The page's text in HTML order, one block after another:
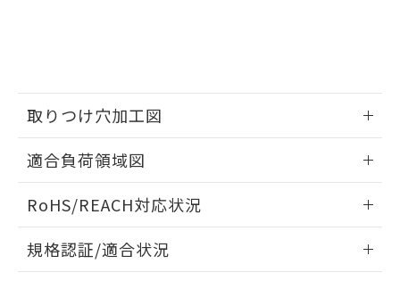
取りつけ穴加工図
適合負荷領域図
RoHS/REACH対応状況
EU RoHS 注意事項・凡例
規格認証/適合状況
品・サービスに関するお客様との取
引・商談に必要な範囲で利用すること
をご了承ください。
の共同利用に関して"
用者の範囲」に記載されている法人を
指します。
EU RoHS指令（10物質）の非含有証明書
51物質の非含有証明書（当社基準）
るもので、過去に遡って非含有を証明する
ものではありません。
また、RoHS指令のフタル酸エステル類４
物質の対応では、対応完了までの期間は出
荷製品に未対応品が混在することから備考